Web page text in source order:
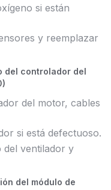
si están
y reemplazar
del controlador del
del motor, cables
si está defectuoso.
del ventilador y
del módulo de